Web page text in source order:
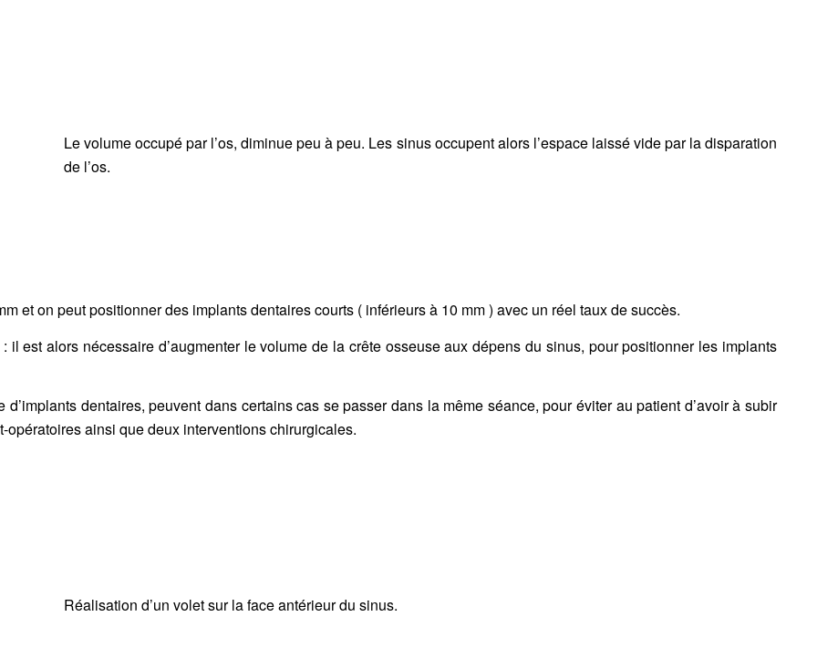
Le volume occupé par l’os, diminue peu à peu. Les sinus occupent alors l’espace laissé vide par la disparation
de l’os.
et on peut positionner des implants dentairescourts ( inférieurs à 10 mm ) avec un réel taux de succès.
est alors nécessaire d’augmenter le volume de la crête osseuse aux dépens du sinus, pour positionner les implants
d’implants dentaires, peuvent dans certains cas se passer dans la même séance, pour éviter au patient d’avoir à subir
ainsi que deux interventions chirurgicales.
Réalisation d’un volet sur la face antérieur du sinus.